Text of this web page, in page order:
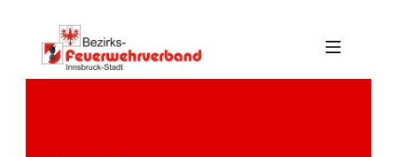
Skip to main navigation
Skip to main content
Skip to footer
BFV INNSBRUCK-STADT